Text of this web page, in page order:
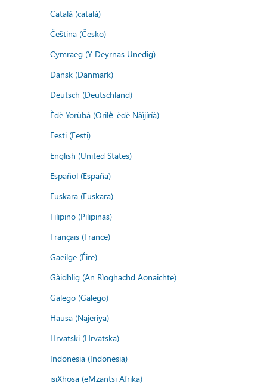
Català (català)
Čeština (Česko)
Cymraeg (Y Deyrnas Unedig)
Dansk (Danmark)
Deutsch (Deutschland)
Èdè Yorùbá (Orilẹ̀-èdè Nàìjíríà)
Eesti (Eesti)
English (United States)
Español (España)
Euskara (Euskara)
Filipino (Pilipinas)
Français (France)
Gaeilge (Éire)
Gàidhlig (An Rìoghachd Aonaichte)
Galego (Galego)
Hausa (Najeriya)
Hrvatski (Hrvatska)
Indonesia (Indonesia)
isiXhosa (eMzantsi Afrika)